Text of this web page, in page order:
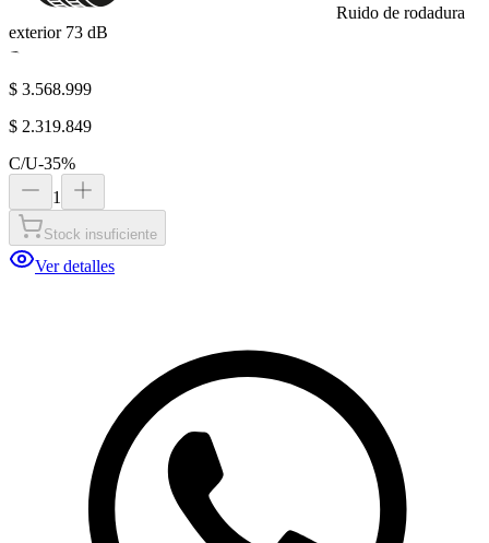
Ruido de rodadura
exterior 73 dB
B
$ 3.568.999
$ 2.319.849
C/U-35%
1
Stock insuficiente
Ver detalles